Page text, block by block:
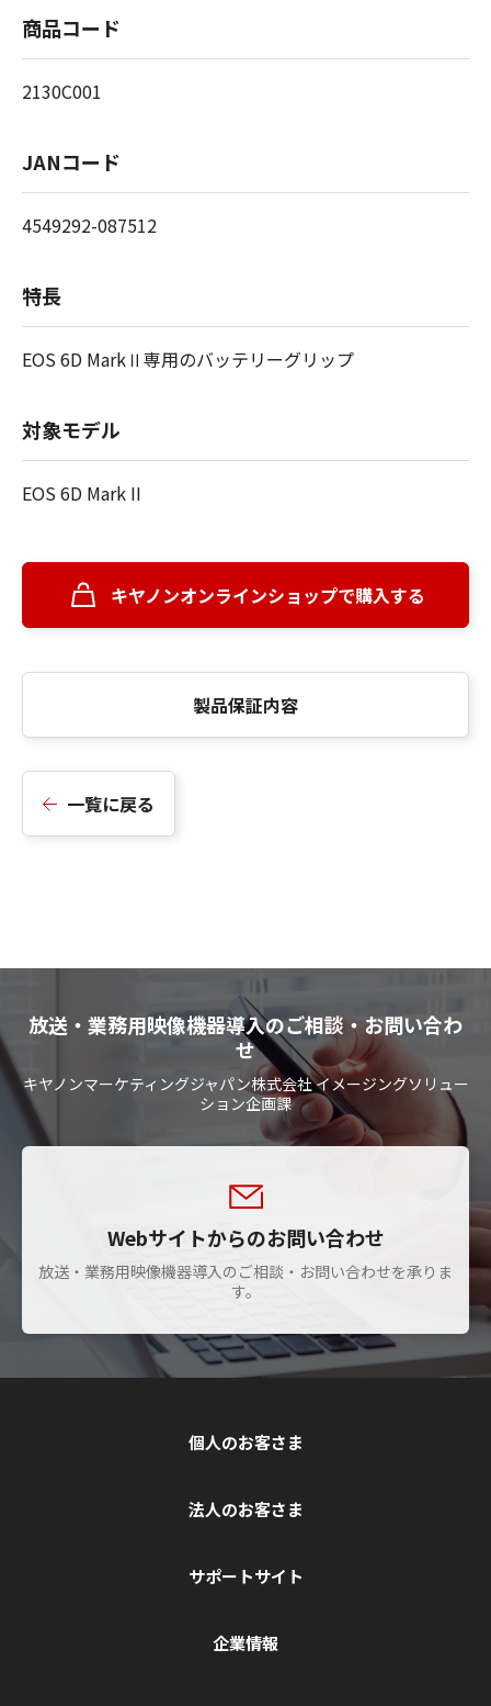
商品コード
2130C001
JANコード
4549292-087512
特長
EOS 6D MarkⅡ専用のバッテリーグリップ
対象モデル
EOS 6D Mark II
キヤノンオンラインショップで購入する
製品保証内容
一覧に戻る
放送・業務用映像機器導入のご相談・お問い合わ
せ
キヤノンマーケティングジャパン株式会社 イメージングソリュー
ション企画課
Webサイトからのお問い合わせ
放送・業務用映像機器導入のご相談・お問い合わせを承りま
す。
個人のお客さま
法人のお客さま
サポートサイト
企業情報